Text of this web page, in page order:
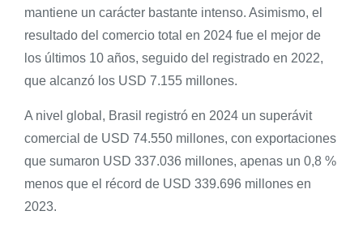
mantiene un carácter bastante intenso. Asimismo, el
resultado del comercio total en 2024 fue el mejor de
los últimos 10 años, seguido del registrado en 2022,
que alcanzó los USD 7.155 millones.
A nivel global, Brasil registró en 2024 un superávit
comercial de USD 74.550 millones, con exportaciones
que sumaron USD 337.036 millones, apenas un 0,8 %
menos que el récord de USD 339.696 millones en
2023.